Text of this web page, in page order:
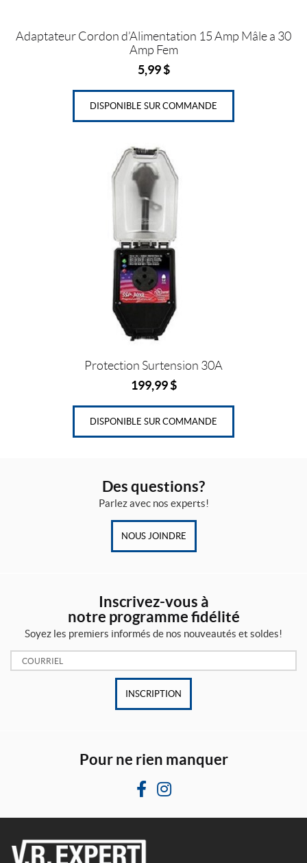
Adaptateur Cordon d’Alimentation 15 Amp Mâle a 30
Amp Fem
5,99$
DISPONIBLE SUR COMMANDE
Protection Surtension 30A
199,99$
DISPONIBLE SUR COMMANDE
Des questions?
Parlez avec nos experts!
NOUS JOINDRE
Inscrivez-vous à
notre programme fidélité
Soyez les premiers informés de nos nouveautés et soldes!
Courriel:
INSCRIPTION
Pour ne rien manquer
F
e
I